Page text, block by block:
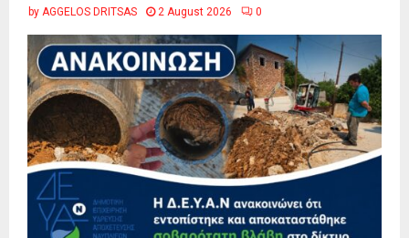
by AGGELOS DRITSAS 2 August 2026 0